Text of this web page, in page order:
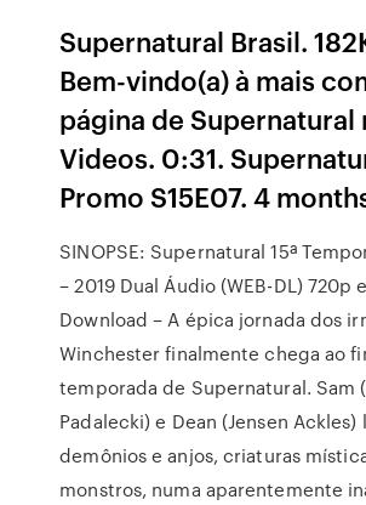
Supernatural Brasil.
Bem-vindo(a) à mais
página de Supernatural
Videos. 0:31.
Promo S15E07. 4
SINOPSE: Supernatural 15ª
– 2019 Dual Áudio (WEB-DL) 720p
Download – A épica jornada dos
Winchester finalmente chega ao
temporada de Supernatural. Sam
Padalecki) e Dean (Jensen
demônios e anjos, criaturas
monstros, numa aparentemente